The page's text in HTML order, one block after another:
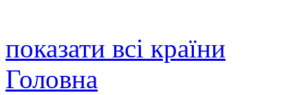
показати всі країни
Головна